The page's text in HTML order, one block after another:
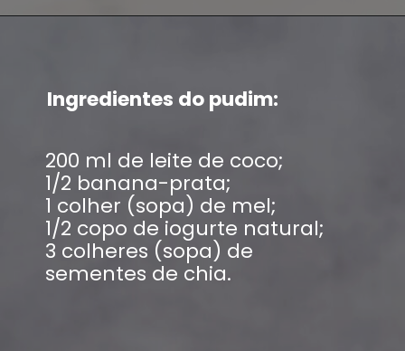
Ingredientes do pudim:
200 ml de leite de coco;
1/2 banana-prata;
1 colher (sopa) de mel;
1/2 copo de iogurte natural;
3 colheres (sopa) de
sementes de chia.